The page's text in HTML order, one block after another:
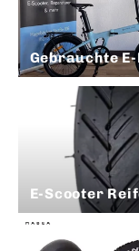
Gebrauchte
E-Scooter